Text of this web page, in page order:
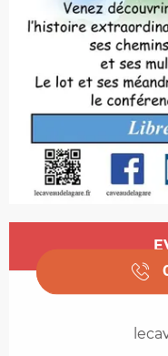
Opening hours